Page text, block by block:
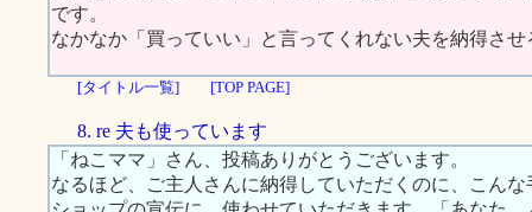
です。
なかなか「買っていい」と言ってくれない夫を納得さ
[タイトル一覧] [TOP PAGE]
8. re 夫も使っています
「ねこママ」さん、投稿ありがとうございます。
なるほど、ご主人さんに納得していただくのに、こん